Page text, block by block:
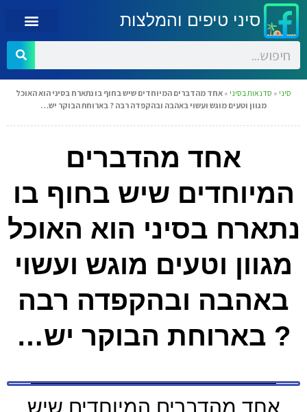
סיני טיפים והמלצות
סיני » סדנאות בסיני » אחד מהדברים המיוחדים שיש בחוף בו נתארח בסיני הוא האוכל
מגוון וטעים מוגש ועשוי באהבה ובהקפדה רבה ? בארוחת הבוקר יש…
אחד מהדברים
המיוחדים שיש בחוף בו
נתארח בסיני הוא האוכל
מגוון וטעים מוגש ועשוי
באהבה ובהקפדה רבה
? בארוחת הבוקר יש…
אחד מהדברים המיוחדים שיש